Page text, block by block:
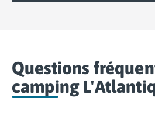
Questions
camping